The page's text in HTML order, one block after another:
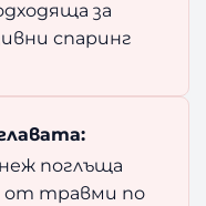
за
спаринг
поглъща
от травми по